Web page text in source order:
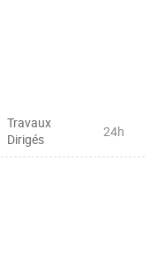
Travaux
Dirigés
24h